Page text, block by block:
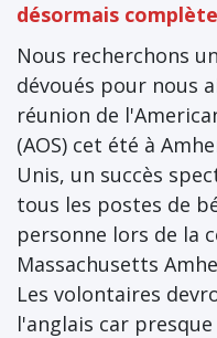
désormais
Nous recherchons
dévoués pour nous
réunion de
(AOS) cet été à
Unis, un succès
tous les postes de
personne lors de la
Massachusetts
Les volontaires
l'anglais car